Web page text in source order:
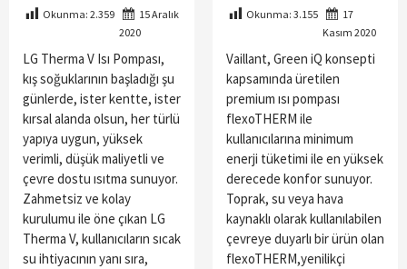
Okunma: 2.359
15 Aralık
2020
LG Therma V Isı Pompası,
kış soğuklarının başladığı şu
günlerde, ister kentte, ister
kırsal alanda olsun, her türlü
yapıya uygun, yüksek
verimli, düşük maliyetli ve
çevre dostu ısıtma sunuyor.
Zahmetsiz ve kolay
kurulumu ile öne çıkan LG
Therma V, kullanıcıların sıcak
su ihtiyacının yanı sıra,
Okunma: 3.155
17
Kasım 2020
Vaillant, Green iQ konsepti
kapsamında üretilen
premium ısı pompası
flexoTHERM ile
kullanıcılarına minimum
enerji tüketimi ile en yüksek
derecede konfor sunuyor.
Toprak, su veya hava
kaynaklı olarak kullanılabilen
çevreye duyarlı bir ürün olan
flexoTHERM,yenilikçi